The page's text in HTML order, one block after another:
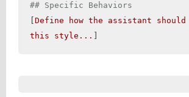
## Specific Behaviors
Define how the assistant should
this
style...